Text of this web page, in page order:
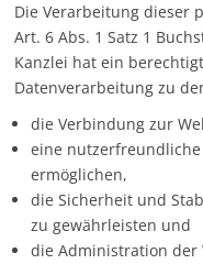
Die Verarbeitung dieser
Art. 6 Abs. 1 Satz 1
Kanzlei hat ein
Datenverarbeitung zu
die Verbindung zur
eine
ermöglichen,
die Sicherheit und
zu gewährleisten und
die Administration der